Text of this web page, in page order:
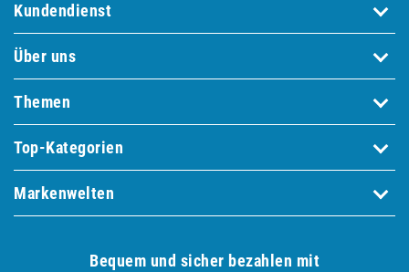
Kundendienst
Über uns
Themen
Top-Kategorien
Markenwelten
Bequem und sicher bezahlen mit